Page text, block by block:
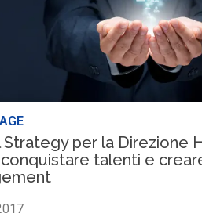
Strategy per la Direzione
talenti e